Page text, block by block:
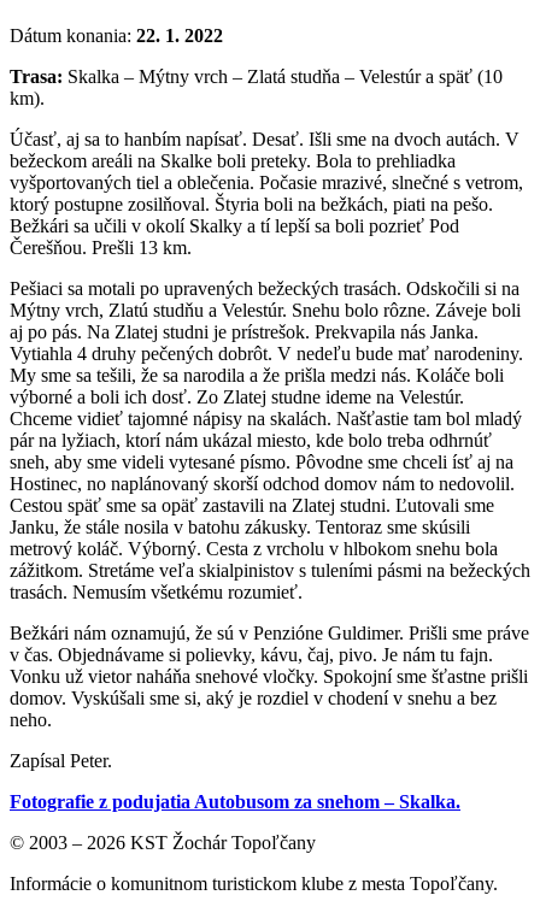
Dátum konania: 22. 1. 2022
Trasa: Skalka – Mýtny vrch – Zlatá studňa – Velestúr a späť (10
km).
Účasť, aj sa to hanbím napísať. Desať. Išli sme na dvoch autách. V
bežeckom areáli na Skalke boli preteky. Bola to prehliadka
vyšportovaných tiel a oblečenia. Počasie mrazivé, slnečné s vetrom,
ktorý postupne zosilňoval. Štyria boli na bežkách, piati na pešo.
Bežkári sa učili v okolí Skalky a tí lepší sa boli pozrieť Pod
Čerešňou. Prešli 13 km.
Pešiaci sa motali po upravených bežeckých trasách. Odskočili si na
Mýtny vrch, Zlatú studňu a Velestúr. Snehu bolo rôzne. Záveje boli
aj po pás. Na Zlatej studni je prístrešok. Prekvapila nás Janka.
Vytiahla 4 druhy pečených dobrôt. V nedeľu bude mať narodeniny.
My sme sa tešili, že sa narodila a že prišla medzi nás. Koláče boli
výborné a boli ich dosť. Zo Zlatej studne ideme na Velestúr.
Chceme vidieť tajomné nápisy na skalách. Našťastie tam bol mladý
pár na lyžiach, ktorí nám ukázal miesto, kde bolo treba odhrnúť
sneh, aby sme videli vytesané písmo. Pôvodne sme chceli ísť aj na
Hostinec, no naplánovaný skorší odchod domov nám to nedovolil.
Cestou späť sme sa opäť zastavili na Zlatej studni. Ľutovali sme
Janku, že stále nosila v batohu zákusky. Tentoraz sme skúsili
metrový koláč. Výborný. Cesta z vrcholu v hlbokom snehu bola
zážitkom. Stretáme veľa skialpinistov s tuleními pásmi na bežeckých
trasách. Nemusím všetkému rozumieť.
Bežkári nám oznamujú, že sú v Penzióne Guldimer. Prišli sme práve
v čas. Objednávame si polievky, kávu, čaj, pivo. Je nám tu fajn.
Vonku už vietor naháňa snehové vločky. Spokojní sme šťastne prišli
domov. Vyskúšali sme si, aký je rozdiel v chodení v snehu a bez
neho.
Zapísal Peter.
Fotografie z podujatia Autobusom za snehom – Skalka.
© 2003 – 2026 KST Žochár Topoľčany
Informácie o komunitnom turistickom klube z mesta Topoľčany.